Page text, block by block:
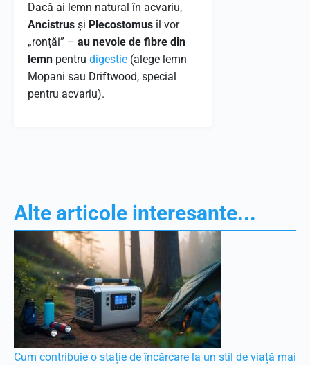
Dacă ai lemn natural în acvariu,
Ancistrus și Plecostomusîl vor
„ronțăi” – au nevoie de fibre din
lemn pentru digestie (alege lemn
Mopani sau Driftwood, special
pentru acvariu).
Alte articole interesante...
Cum contribuie o stație de încărcare la un stil de viață mai